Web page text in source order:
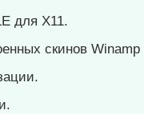
для X11.
скинов Winamp